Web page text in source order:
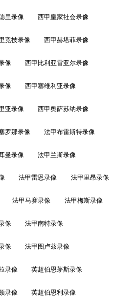
里录像 西甲皇家社会录像
竞技录像 西甲赫塔菲录像
像 西甲比利亚雷亚尔录像
像 西甲塞维利亚录像
亚录像 西甲奥萨苏纳录像
罗那录像 法甲布雷斯特录像
曼录像 法甲兰斯录像
法甲雷恩录像 法甲里昂录像
法甲马赛录像 法甲梅斯录像
像 法甲南特录像
像 法甲图卢兹录像
录像 英超伯恩茅斯录像
录像 英超伯恩利录像